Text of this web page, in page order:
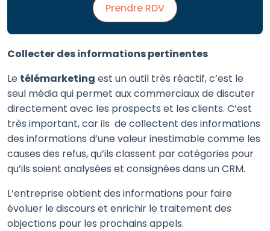
Prendre RDV
Collecter des informations pertinentes
Le télémarketing est un outil très réactif, c’est le
seul média qui permet aux commerciaux de discuter
directement avec les prospects et les clients. C’est
très important, car ils de collectent des informations
des informations d’une valeur inestimable comme les
causes des refus, qu’ils classent par catégories pour
qu’ils soient analysées et consignées dans un CRM.
L’entreprise obtient des informations pour faire
évoluer le discours et enrichir le traitement des
objections pour les prochains appels.